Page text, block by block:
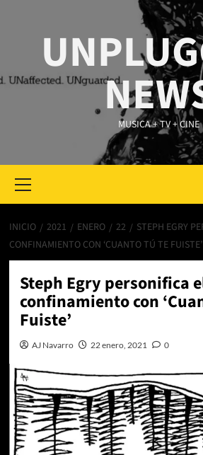
MUSICA + TV + CINE
Menu
INICIO 2021 ENERO 22
STEPH EGRY
CONFINAMIENTO CON ‘CUANTO TÚ TE FUISTE’
Steph Egry personifica
confinamiento con
Fuiste’
AJ Navarro 22 enero, 2021 0